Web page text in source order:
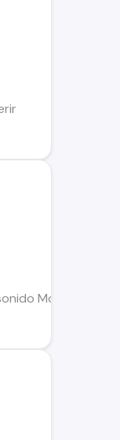
sonido Motor